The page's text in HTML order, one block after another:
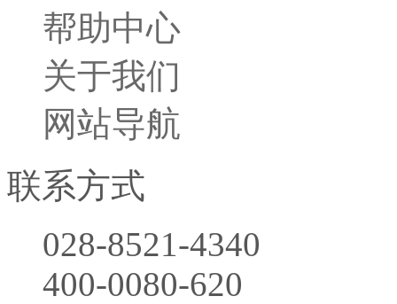
帮助中心
关于我们
网站导航
联系方式
028-8521-4340
400-0080-620